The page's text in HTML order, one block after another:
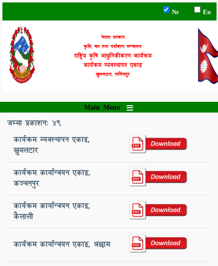
Skip
content
Ne En
नेपाल सरकार
कृषि, वन तथा पर्यावरण मन्त्रालय
राष्ट्रिय कृषि आधुनिकीकरण कार्यक्रम
कार्यक्रम व्यवस्थापन एकाइ
खुमलटार, ललितपुर
Main Menu
जम्मा प्रकाशन: 49
कार्यक्रम व्यवस्थापन एकाइ,
खुमलटार
कार्यक्रम कार्यान्वयन एकाइ, ‌
कञ्‍चनपुर
कार्यक्रम कार्यान्वयन एकाइ, ‌
कैलाली
कार्यक्रम कार्यान्वयन एकाइ, ‌अछाम